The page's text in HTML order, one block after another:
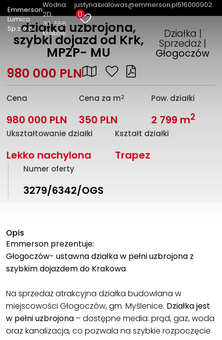
Emmerson
Lumico
Sp.z o.o.
Wodna
2D
30-556
Kraków
justyna.bialowas@emmerson.pl516000902
0
działka uzbrojona,
szybki dojazd od Krk,
MPZP- MU
Działka |
Sprzedaż |
Głogoczów
980 000 PLN
Cena
980 000 PLN
Cena za m2
350 PLN
Pow. działki
2 799 m2
Ukształtowanie działki
Lekko nachylona
Kształt działki
Trapez
Numer oferty
3279/6342/OGS
Opis
Emmerson prezentuje:
Głogoczów- ustawna działka w pełni uzbrojona z
szybkim dojazdem do Krakowa
Na sprzedaż atrakcyjna działka budowlana w
miejscowości Głogoczów, gm. Myślenice. Działka jest
w pełni uzbrojona – dostępne media: prąd, gaz, woda
oraz kanalizacja, co pozwala na szybkie rozpoczęcie